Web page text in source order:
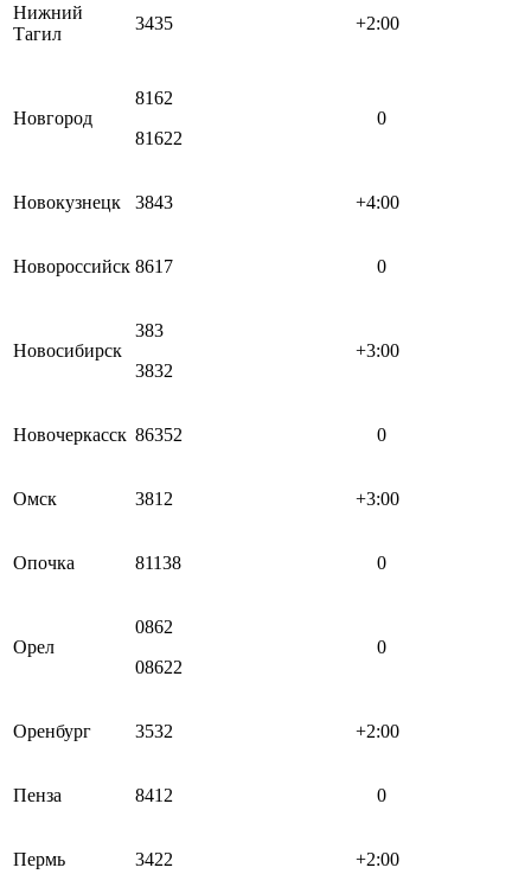
Нижний
Тагил
3435 +2:00
Новгород
8162
81622
0
Новокузнецк 3843 +4:00
Новороссийск 8617 0
Новосибирск
383
3832
+3:00
Новочеркасск 86352 0
Омск 3812 +3:00
Опочка 81138 0
Орел
0862
08622
0
Оренбург 3532 +2:00
Пенза 8412 0
Пермь 3422 +2:00